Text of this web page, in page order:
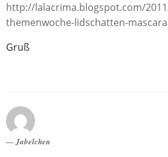
http://lalacrima.blogspot.com/
themenwoche-lidschatten-
Gruß
Jabelchen